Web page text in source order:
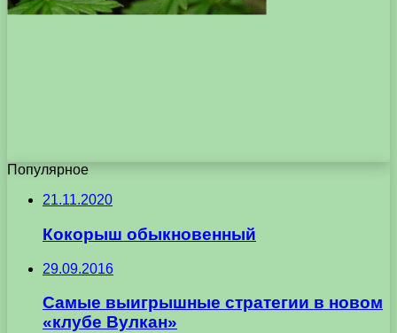
Популярное
21.11.2020
Кокорыш обыкновенный
29.09.2016
Самые выигрышные стратегии в новом
«клубе Вулкан»